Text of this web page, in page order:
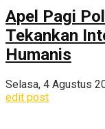
Apel Pagi
Tekankan
Humanis
Selasa, 4 Agustus
edit post